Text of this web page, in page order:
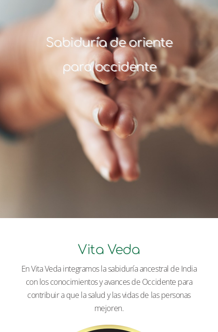
Sabiduría de oriente
para occidente
Vita Veda
En Vita Veda integramos la sabiduría ancestral de India
con los conocimientos y avances de Occidente para
contribuir a que la salud y las vidas de las personas
mejoren.